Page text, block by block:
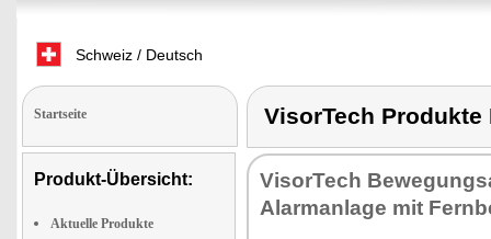
Schweiz / Deutsch
Startseite
Produkt-Übersicht:
Aktuelle Produkte
VisorTech Produkte
VisorTech
Alarmanlage mit